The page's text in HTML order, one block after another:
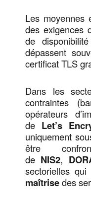
Les moyennes
des exigences
de
dépassent
certificat TLS
Dans les
contraintes
opérateurs
de Let’s
uniquement
être
de NIS2,
sectorielles
maîtrisedes